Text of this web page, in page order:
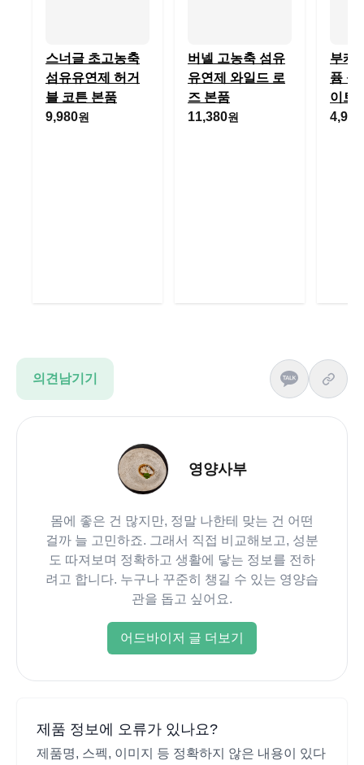
스너글 초고농축
섬유유연제 허거
블 코튼 본품
9,980원
버넬 고농축 섬유
유연제 와일드 로
즈 본품
11,380원
부케
퓸 섬
이트
4,950
의견남기기
영양사부
몸에 좋은 건 많지만, 정말 나한테 맞는 건 어떤
걸까 늘 고민하죠. 그래서 직접 비교해보고, 성분
도 따져보며 정확하고 생활에 닿는 정보를 전하
려고 합니다. 누구나 꾸준히 챙길 수 있는 영양습
관을 돕고 싶어요.
어드바이저 글 더보기
제품 정보에 오류가 있나요?
제품명, 스펙, 이미지 등 정확하지 않은 내용이 있다